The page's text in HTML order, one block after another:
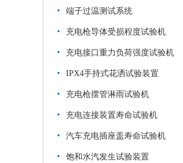
端子过温测试系统
充电枪导体受损程度试验机
充电接口重力负荷强度试验机
IPX4手持式花洒试验装置
充电枪摆管淋雨试验机
充电连接装置寿命试验机
汽车充电插座盖寿命试验机
饱和水汽发生试验装置